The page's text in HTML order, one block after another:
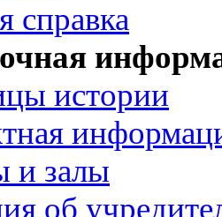
справка
истории
и залы
об